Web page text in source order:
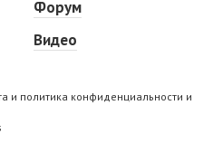
Форум
Видео
и политика конфиденциальности и